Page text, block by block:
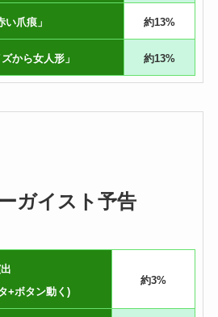
い爪痕」 約13%
から女人形」 約13%
ガイスト予告
+ボタン動く)
約3%